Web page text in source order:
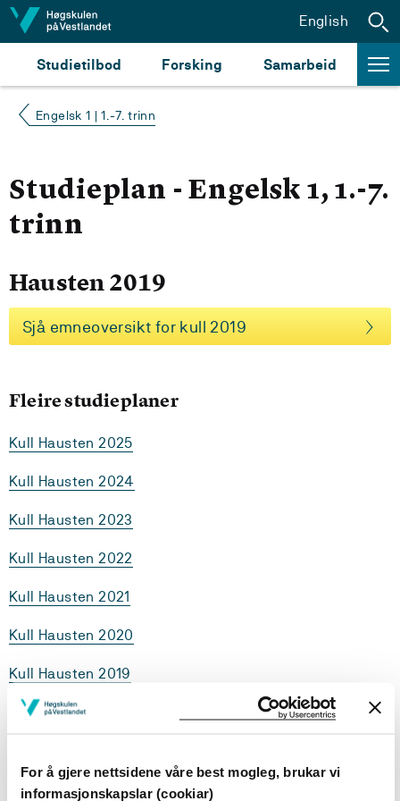
For å gjere nettsidene våre best mogleg, brukar vi
informasjonskapslar (cookiar)
Hopp til innhald
Studietilbod Forsking Samarbeid
English
Engelsk 1 | 1.-7. trinn
Studieplan - Engelsk 1, 1.-7.
trinn
Hausten 2019
Sjå emneoversikt for kull 2019
Fleire studieplaner
Kull Hausten 2025
Kull Hausten 2024
Kull Hausten 2023
Kull Hausten 2022
Kull Hausten 2021
Kull Hausten 2020
Kull Hausten 2019
retningslinjer for grunnskolelærerutdanningen (2010),
rammeplan for grunnskolelærerutdanning og